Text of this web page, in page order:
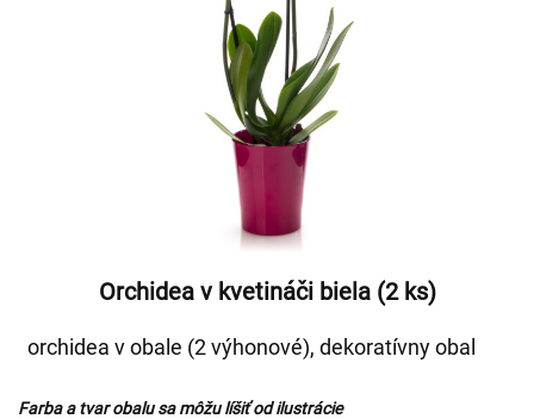
Orchidea v kvetináči biela (2 ks)
orchidea v obale (2 výhonové), dekoratívny obal
Farba a tvar obalu sa môžu líšiť od ilustrácie